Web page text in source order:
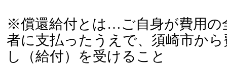
※償還給付とは…ご自身が費用の
者に支払ったうえで、須崎市か
し（給付）を受けること